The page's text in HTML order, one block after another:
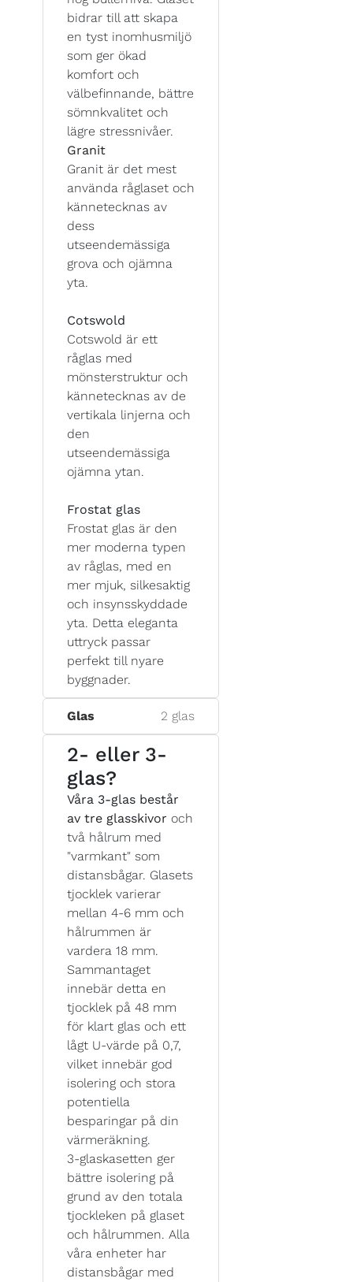
bidrar till att skapa
en tyst inomhusmiljö
som ger ökad
komfort och
välbefinnande, bättre
sömnkvalitet och
lägre stressnivåer.
Granit
Granit är det mest
använda råglaset och
kännetecknas av
dess
utseendemässiga
grova och ojämna
yta.
Cotswold
Cotswold är ett
råglas med
mönsterstruktur och
kännetecknas av de
vertikala linjerna och
den
utseendemässiga
ojämna ytan.
Frostat glas
Frostat glas är den
mer moderna typen
av råglas, med en
mer mjuk, silkesaktig
och insynsskyddade
yta. Detta eleganta
uttryck passar
perfekt till nyare
byggnader.
Glas 2 glas
2- eller 3-
glas?
Våra 3-glas består
av tre glasskivor och
två hålrum med
"varmkant" som
distansbågar. Glasets
tjocklek varierar
mellan 4-6 mm och
hålrummen är
vardera 18 mm.
Sammantaget
innebär detta en
tjocklek på 48 mm
för klart glas och ett
lågt U-värde på 0,7,
vilket innebär god
isolering och stora
potentiella
besparingar på din
värmeräkning.
3-glaskasetten ger
bättre isolering på
grund av den totala
tjockleken på glaset
och hålrummen. Alla
våra enheter har
distansbågar med